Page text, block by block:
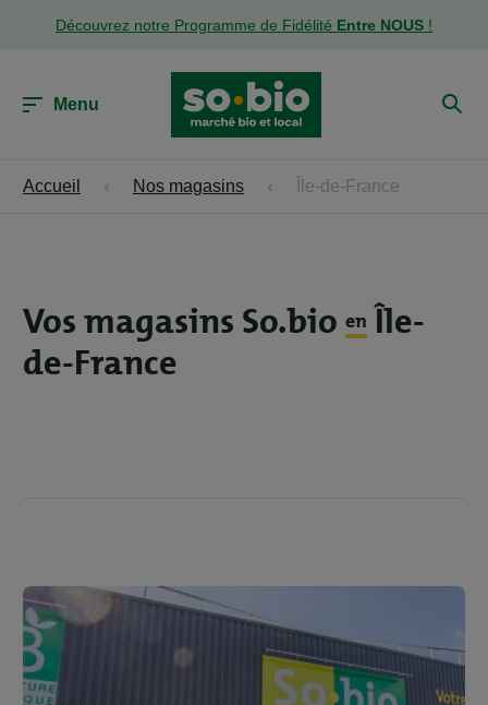
Découvrez notre Programme de Fidélité Entre NOUS !
Menu
Accueil Nos magasins Île-de-France
Vos magasins So.bio en Île-
de-France